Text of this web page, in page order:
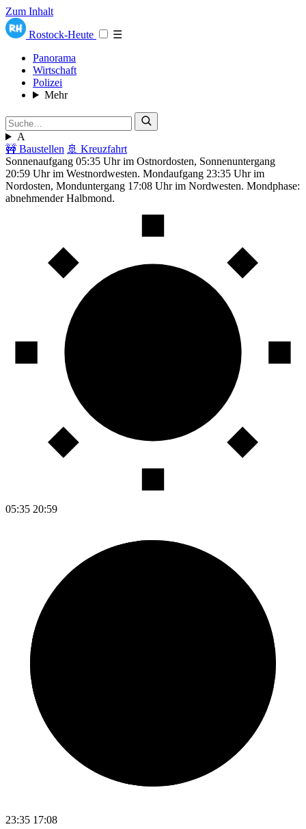
Zum Inhalt
Rostock-Heute
☰
Panorama
Wirtschaft
Polizei
Mehr
A
🚧 Baustellen 🚢 Kreuzfahrt
Sonnenaufgang 05:35 Uhr im Ostnordosten, Sonnenuntergang
20:59 Uhr im Westnordwesten. Mondaufgang 23:35 Uhr im
Nordosten, Monduntergang 17:08 Uhr im Nordwesten. Mondphase:
abnehmender Halbmond.
05:35 20:59
23:35 17:08